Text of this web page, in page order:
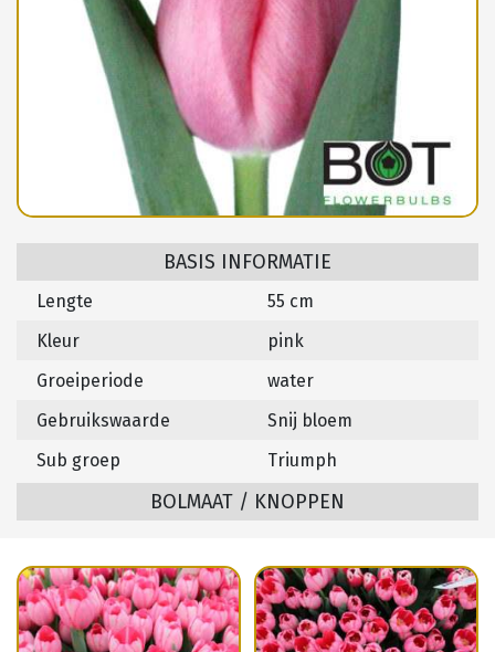
BASIS INFORMATIE
Lengte
55 cm
Kleur
pink
Groeiperiode
water
Gebruikswaarde
Snij bloem
Sub groep
Triumph
BOLMAAT / KNOPPEN